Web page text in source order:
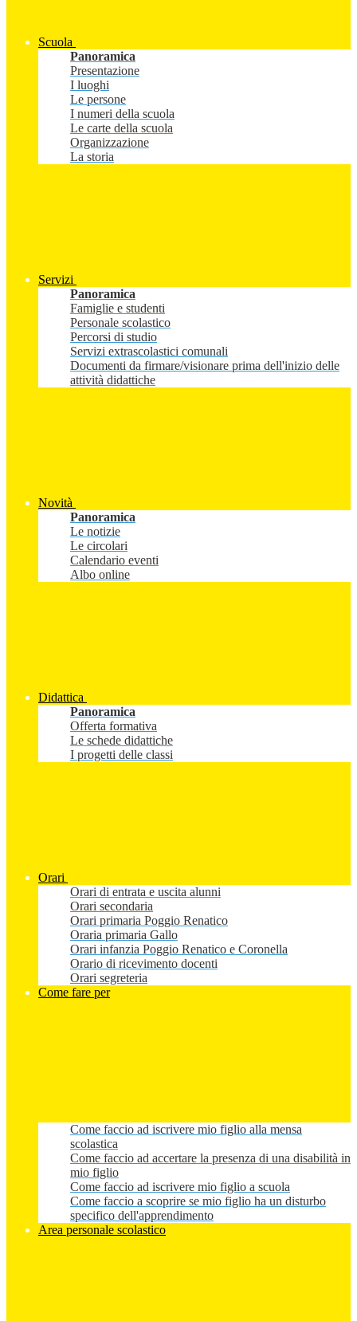
Scuola
Panoramica
Presentazione
I luoghi
Le persone
I numeri della scuola
Le carte della scuola
Organizzazione
La storia
Servizi
Panoramica
Famiglie e studenti
Personale scolastico
Percorsi di studio
Servizi extrascolastici comunali
Documenti da firmare/visionare prima dell'inizio delle
attività didattiche
Novità
Panoramica
Le notizie
Le circolari
Calendario eventi
Albo online
Didattica
Panoramica
Offerta formativa
Le schede didattiche
I progetti delle classi
Orari
Orari di entrata e uscita alunni
Orari secondaria
Orari primaria Poggio Renatico
Oraria primaria Gallo
Orari infanzia Poggio Renatico e Coronella
Orario di ricevimento docenti
Orari segreteria
Come fare per
Come faccio ad iscrivere mio figlio alla mensa
scolastica
Come faccio ad accertare la presenza di una disabilità in
mio figlio
Come faccio ad iscrivere mio figlio a scuola
Come faccio a scoprire se mio figlio ha un disturbo
specifico dell'apprendimento
Area personale scolastico